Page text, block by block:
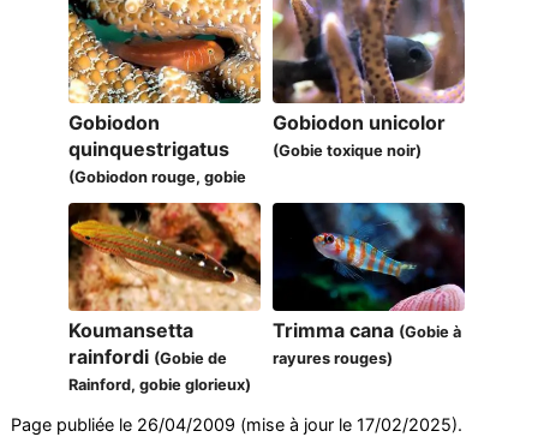
Gobiodon
quinquestrigatus
(Gobiodon rouge, gobie
corail aux cinq lignes)
Gobiodon unicolor
(Gobie toxique noir)
Koumansetta
rainfordi (Gobie de
Rainford, gobie glorieux)
Trimma cana (Gobie à
rayures rouges)
Page publiée le 26/04/2009 (mise à jour le 17/02/2025).